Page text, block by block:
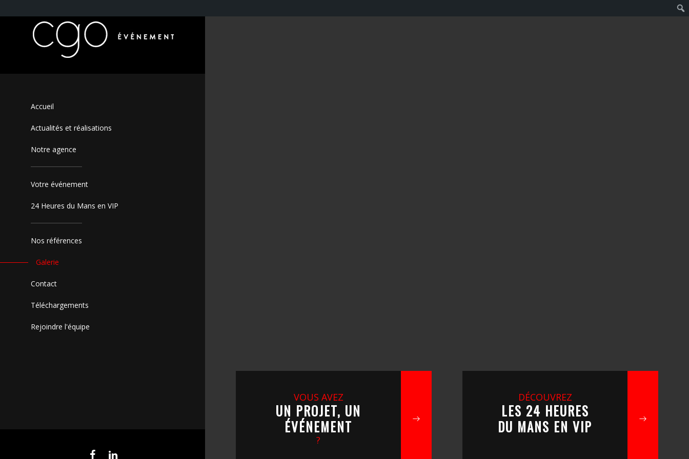
Accueil
Actualités et réalisations
Notre agence
Votre événement
24 Heures du Mans en VIP
Nos références
Galerie
Contact
Téléchargements
Rejoindre l'équipe
VOUS AVEZ
UN PROJET, UN
ÉVÉNEMENT
?
DÉCOUVREZ
LES 24 HEURES
DU MANS EN VIP